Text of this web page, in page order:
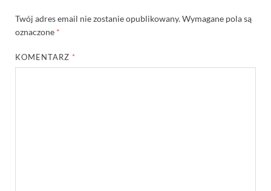
Twój adres email nie zostanie opublikowany.Wymagane pola są
oznaczone *
KOMENTARZ *